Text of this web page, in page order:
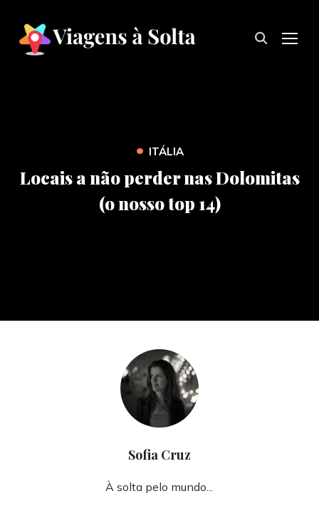
• ITÁLIA
Locais a não perder nas Dolomitas
(o nosso top 14)
Sofia Cruz
À solta pelo mundo...